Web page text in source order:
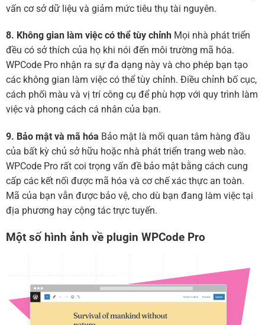
vấn cơ sở dữ liệu và giảm mức tiêu thụ tài nguyên.
8. Không gian làm việc có thể tùy chỉnh Mọi nhà phát triển
đều có sở thích của họ khi nói đến môi trường mã hóa.
WPCode Pro nhận ra sự đa dạng này và cho phép bạn tạo
các không gian làm việc có thể tùy chỉnh. Điều chỉnh bố cục,
cách phối màu và vị trí công cụ để phù hợp với quy trình làm
việc và phong cách cá nhân của bạn.
9. Bảo mật và mã hóa Bảo mật là mối quan tâm hàng đầu
của bất kỳ chủ sở hữu hoặc nhà phát triển trang web nào.
WPCode Pro rất coi trọng vấn đề bảo mật bằng cách cung
cấp các kết nối được mã hóa và cơ chế xác thực an toàn.
Mã của bạn vẫn được bảo vệ, cho dù bạn đang làm việc tại
địa phương hay cộng tác trực tuyến.
Một số hình ảnh về plugin WPCode Pro